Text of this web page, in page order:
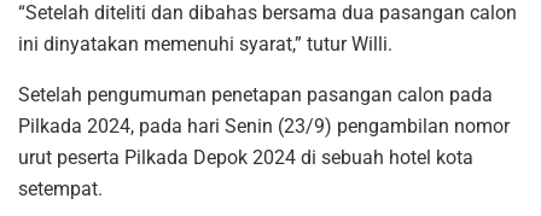
“Setelah diteliti dan dibahas bersama dua pasangan calon
ini dinyatakan memenuhi syarat,” tutur Willi.
Setelah pengumuman penetapan pasangan calon pada
Pilkada 2024, pada hari Senin (23/9) pengambilan nomor
urut peserta Pilkada Depok 2024 di sebuah hotel kota
setempat.